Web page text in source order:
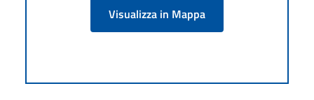
Visualizza in Mappa